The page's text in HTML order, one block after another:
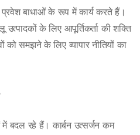
प्रवेश बाधाओं के रूप में कार्य करते हैं।
उत्पादकों के लिए आपूर्तिकर्ता की शक्ति
को समझने के लिए व्यापार नीतियों का
में बदल रहे हैं। कार्बन उत्सर्जन कम